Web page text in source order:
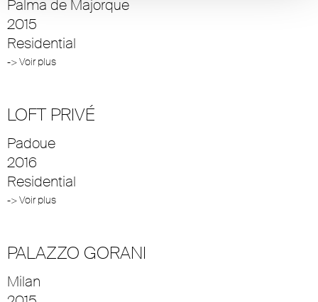
Palma de Majorque
2015
Residential
-> Voir plus
LOFT PRIVÉ
Padoue
2016
Residential
-> Voir plus
PALAZZO GORANI
Milan